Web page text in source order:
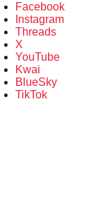
Facebook
Instagram
Threads
X
YouTube
Kwai
BlueSky
TikTok